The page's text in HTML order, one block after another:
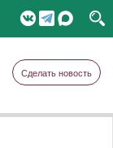
Сделать новость